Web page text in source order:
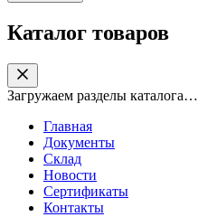
Каталог товаров
Загружаем разделы каталога…
Главная
Документы
Склад
Новости
Сертификаты
Контакты